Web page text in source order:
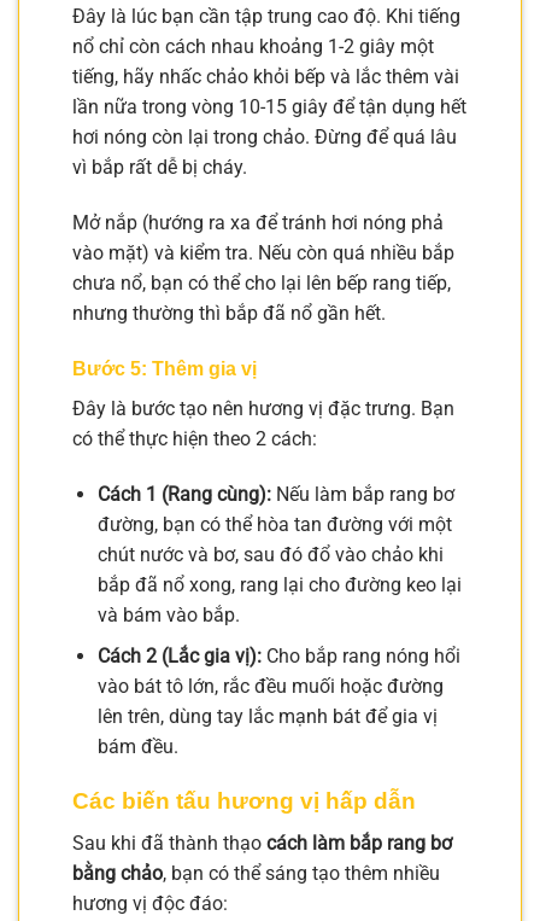
Đây là lúc bạn cần tập trung cao độ. Khi tiếng
nổ chỉ còn cách nhau khoảng 1-2 giây một
tiếng, hãy nhấc chảo khỏi bếp và lắc thêm vài
lần nữa trong vòng 10-15 giây để tận dụng hết
hơi nóng còn lại trong chảo. Đừng để quá lâu
vì bắp rất dễ bị cháy.
Mở nắp (hướng ra xa để tránh hơi nóng phả
vào mặt) và kiểm tra. Nếu còn quá nhiều bắp
chưa nổ, bạn có thể cho lại lên bếp rang tiếp,
nhưng thường thì bắp đã nổ gần hết.
Bước 5: Thêm gia vị
Đây là bước tạo nên hương vị đặc trưng. Bạn
có thể thực hiện theo 2 cách:
Cách 1 (Rang cùng):Nếu làm bắp rang bơ
đường, bạn có thể hòa tan đường với một
chút nước và bơ, sau đó đổ vào chảo khi
bắp đã nổ xong, rang lại cho đường keo lại
và bám vào bắp.
Cách 2 (Lắc gia vị):Cho bắp rang nóng hổi
vào bát tô lớn, rắc đều muối hoặc đường
lên trên, dùng tay lắc mạnh bát để gia vị
bám đều.
Các biến tấu hương vị hấp dẫn
Sau khi đã thành thạo cách làm bắp rang bơ
bằng chảo, bạn có thể sáng tạo thêm nhiều
hương vị độc đáo: